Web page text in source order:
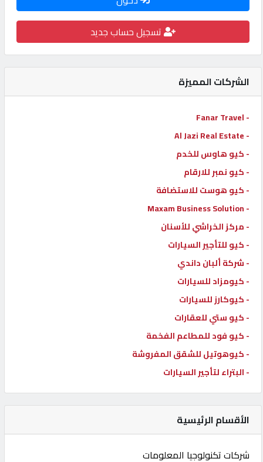
كيو
ماركت
الدليل
القطري
POWERED
QHOST
تسجيل حساب جديد
الشركات المميزة
- Fanar Travel
- Al Jazi Real Estate
- كيو هاوس للخدم
- كيو نمبر للارقام
- كيو هوست للاستضافة
- Maxam Business Solution
- مركز الخراشي للأسنان
- كيو للتأجير السيارات
- شركة ألبان داندي
- كيومزاد للسيارات
- كيوكارز للسيارات
- كيو ستي للعقارات
- كيو فود للمطاعم الفخمة
- كيوهوتيل للشقق المفروشة
- البتراء لتأجير السيارات
الأقسام الرئيسية
شركات تكنولوجيا المعلومات